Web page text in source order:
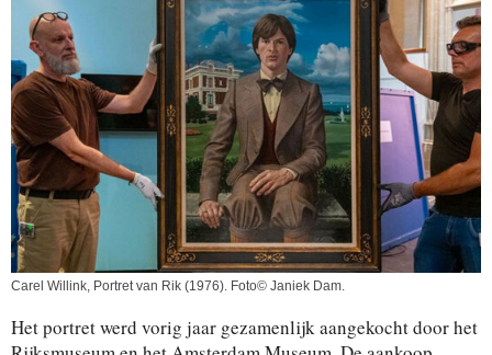
Carel Willink, Portret van Rik (1976). Foto© Janiek Dam.
Het portret werd vorig jaar gezamenlijk aangekocht door het